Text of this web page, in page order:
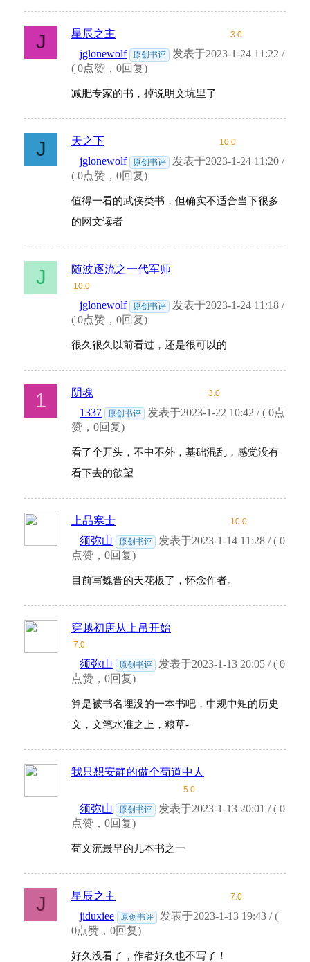
J 星辰之主 3.0
jglonewolf 原创书评
发表于2023-1-24 11:22 /
( 0点赞，0回复)
减肥专家的书，掉说明文坑里了
J 天之下 10.0
jglonewolf 原创书评
发表于2023-1-24 11:20 /
( 0点赞，0回复)
值得一看的武侠类书，但确实不适合当下很多
的网文读者
J 随波逐流之一代军师
10.0
jglonewolf 原创书评
发表于2023-1-24 11:18 /
( 0点赞，0回复)
很久很久以前看过，还是很可以的
1 阴魂 3.0
1337 原创书评
发表于2023-1-22 10:42 / ( 0点
赞，0回复)
看了个开头，不中不外，基础混乱，感觉没有
看下去的欲望
上品寒士 10.0
须弥山 原创书评
发表于2023-1-14 11:28 / ( 0
点赞，0回复)
目前写魏晋的天花板了，怀念作者。
穿越初唐从上吊开始
7.0
须弥山 原创书评
发表于2023-1-13 20:05 / ( 0
点赞，0回复)
算是被书名埋没的一本书吧，中规中矩的历史
文，文笔水准之上，粮草-
我只想安静的做个苟道中人
5.0
须弥山 原创书评
发表于2023-1-13 20:01 / ( 0
点赞，0回复)
苟文流最早的几本书之一
J 星辰之主 7.0
jiduxiee 原创书评
发表于2023-1-13 19:43 / (
0点赞，0回复)
好久没看了，作者好久也不写了！